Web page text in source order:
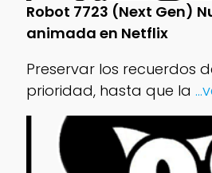
Robot 7723 (Next Gen)
animada en Netflix
Preservar los recuerdos
prioridad, hasta que la